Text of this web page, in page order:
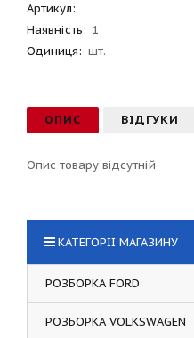
Артикул:
Наявність: 1
Одиниця: шт.
ОПИС ВІДГУКИ
Опис товару відсутній
КАТЕГОРІЇ МАГАЗИНУ
РОЗБОРКА FORD
РОЗБОРКА VOLKSWAGEN